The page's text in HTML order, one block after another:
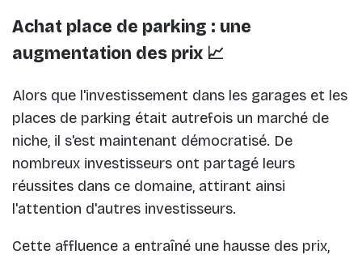
Achat place de parking : une
augmentation des prix 📈
Alors que l'investissement dans les garages et les
places de parking était autrefois un marché de
niche, il s'est maintenant démocratisé. De
nombreux investisseurs ont partagé leurs
réussites dans ce domaine, attirant ainsi
l'attention d'autres investisseurs.
Cette affluence a entraîné une hausse des prix,